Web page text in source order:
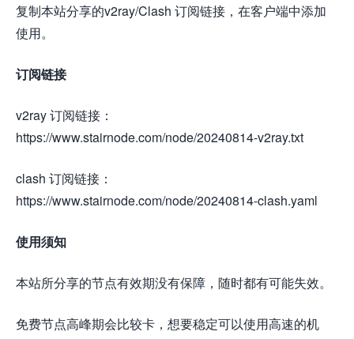
复制本站分享的v2ray/Clash 订阅链接，在客户端中添加
使用。
订阅链接
v2ray 订阅链接：
https://www.stairnode.com/node/20240814-v2ray.txt
clash 订阅链接：
https://www.stairnode.com/node/20240814-clash.yaml
使用须知
本站所分享的节点有效期没有保障，随时都有可能失效。
免费节点高峰期会比较卡，想要稳定可以使用高速的机